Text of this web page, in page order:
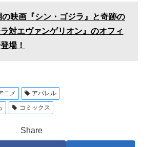
映画『シン・ゴジラ』と奇跡の
対エヴァンゲリオン』のオフィ
場！
ニメ
アパレル
コミックス
Share